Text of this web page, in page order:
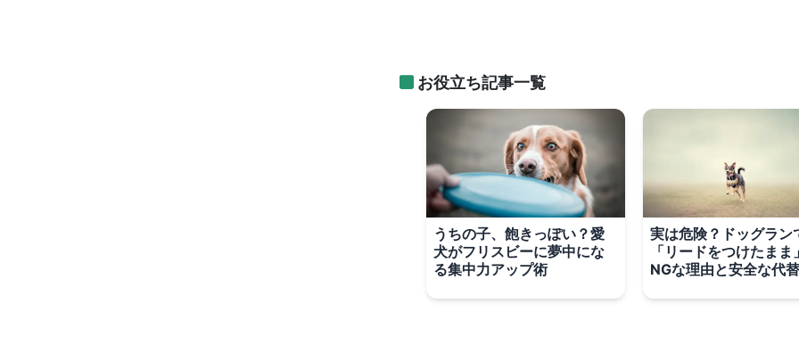
お役立ち記事一覧
うちの子、飽きっぽい？愛
犬がフリスビーに夢中にな
る集中力アップ術
実は危険？ドッグラン
「リードをつけたまま
NGな理由と安全な代